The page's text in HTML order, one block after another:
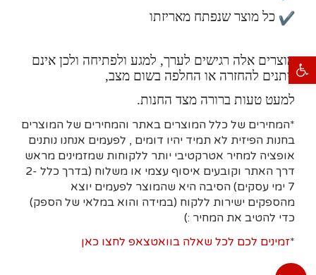
פתח סרגל נגישות
כל מוצר שנפתח מאריזתו
מוצרים אלה רגישים לערך, למגע ולפתיחה ולכן אינם
ניתנים להחזרה או החלפה בשום מצב,
למעט טעות ברורה מצד החנות.
*המחירים של כלל המוצרים באתר והמחירים של המוצרים
בחנות הפיזית לא תמיד יהיו דומים , לפעמים אנחנו נותנים
אופציה למחיר אטרקטיבי יותר ללקוחות שמזמינים מראש
דרך האתר וקובעים איסוף עצמי או משלוח (בדרך כלל 2-
7 ימי עסקים)
הסיבה היא שהמוצר לפעמים יוצא
מהספקים ישירות ללקוח (במידה והוא במלאי של הספק)
כדי להטיב את המחיר :)
*זמינים לכם לכל שאלה בוואטצאפ לחצו כאן